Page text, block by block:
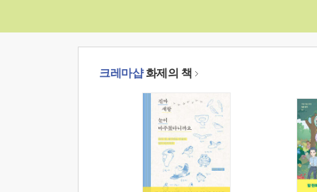
크레마샵화제의 책